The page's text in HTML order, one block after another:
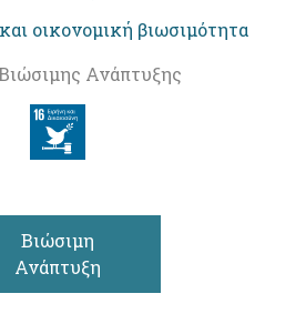
οικονομική βιωσιμότητα
Ανάπτυξης
Βιώσιμη
Ανάπτυξη